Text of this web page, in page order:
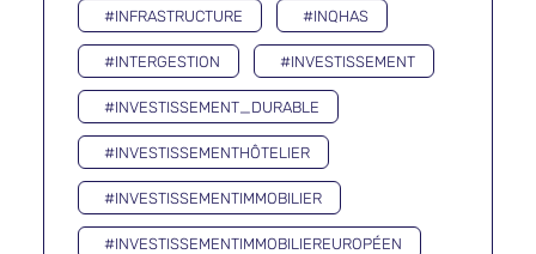
#INFRASTRUCTURE #INQHAS
#INTERGESTION #INVESTISSEMENT
#INVESTISSEMENT_DURABLE
#INVESTISSEMENTHÔTELIER
#INVESTISSEMENTIMMOBILIER
#INVESTISSEMENTIMMOBILIEREUROPÉEN